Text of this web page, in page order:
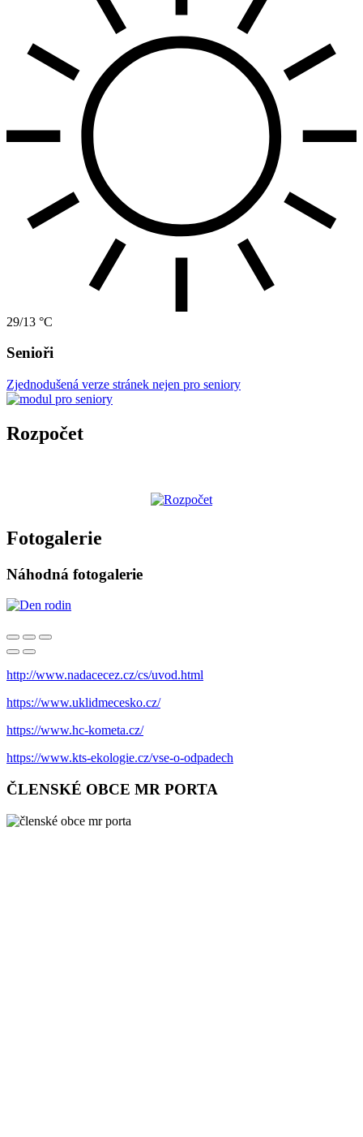
29/13 °C
Senioři
Zjednodušená verze stránek nejen pro seniory
Rozpočet
Fotogalerie
Náhodná fotogalerie
http://www.nadacecez.cz/cs/uvod.html
https://www.uklidmecesko.cz/
https://www.hc-kometa.cz/
https://www.kts-ekologie.cz/vse-o-odpadech
ČLENSKÉ OBCE MR PORTA